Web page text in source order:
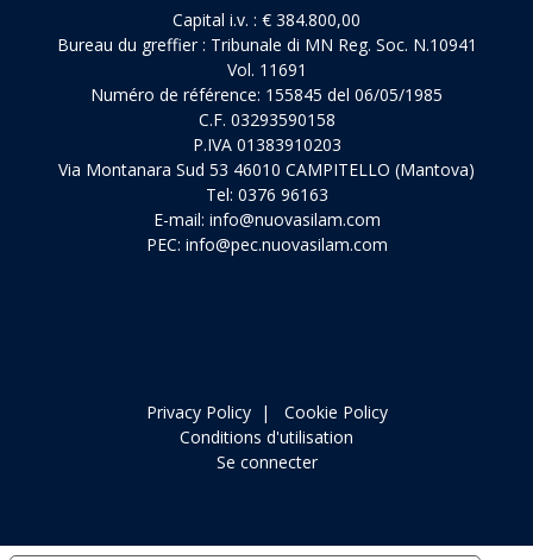
Capital i.v. : € 384.800,00
Bureau du greffier : Tribunale di MN Reg. Soc. N.10941
Vol. 11691
Numéro de référence: 155845 del 06/05/1985
C.F. 03293590158
P.IVA 01383910203
Via Montanara Sud 53 46010 CAMPITELLO (Mantova)
Tel: 0376 96163
E-mail: info@nuovasilam.com
PEC: info@pec.nuovasilam.com
Privacy Policy| Cookie Policy
Conditions d'utilisation
Se connecter